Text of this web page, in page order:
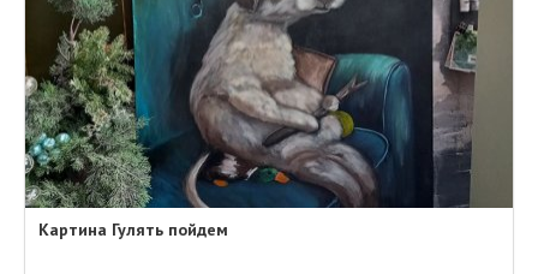
Картина Гулять пойдем